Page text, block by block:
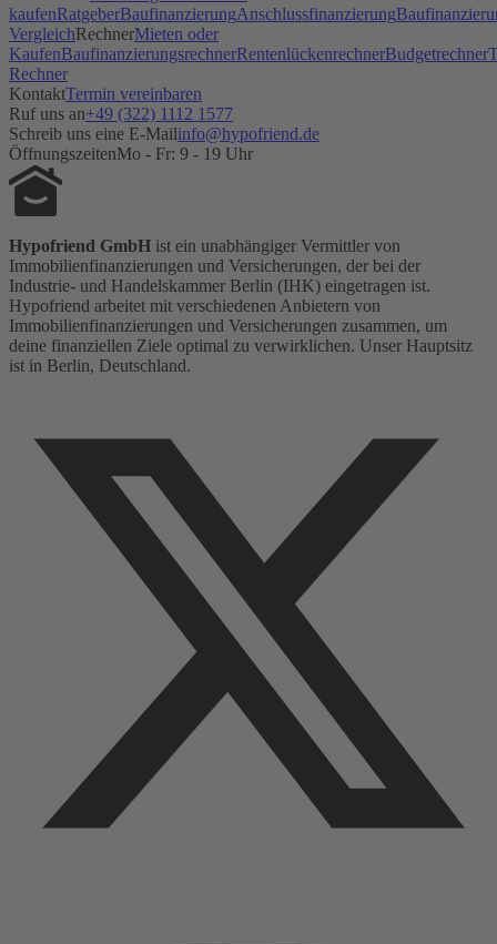
kaufenRatgeberBaufinanzierungAnschlussfinanzierung
VergleichRechnerMieten oder
KaufenBaufinanzierungsrechnerRentenlückenrechnerBudgetrechner
Rechner
KontaktTermin vereinbaren
Ruf uns an+49 (322) 1112 1577
Schreib uns eine E-Mailinfo@hypofriend.de
ÖffnungszeitenMo - Fr: 9 - 19 Uhr
Hypofriend GmbH ist ein unabhängiger Vermittler von
Immobilienfinanzierungen und Versicherungen, der bei der
Industrie- und Handelskammer Berlin (IHK) eingetragen ist.
Hypofriend arbeitet mit verschiedenen Anbietern von
Immobilienfinanzierungen und Versicherungen zusammen, um
deine finanziellen Ziele optimal zu verwirklichen. Unser Hauptsitz
ist in Berlin, Deutschland.